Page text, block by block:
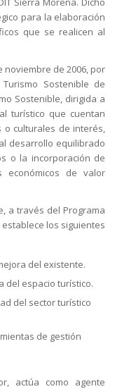
para la elaboración
que se realicen al
noviembre de 2006, por
Sostenible de
Sostenible, dirigida a
turístico que cuentan
o culturales de interés,
desarrollo equilibrado
o la incorporación de
económicos de valor
a través del Programa
los siguientes
del existente.
del espacio turístico.
del sector turístico
de gestión
actúa como agente